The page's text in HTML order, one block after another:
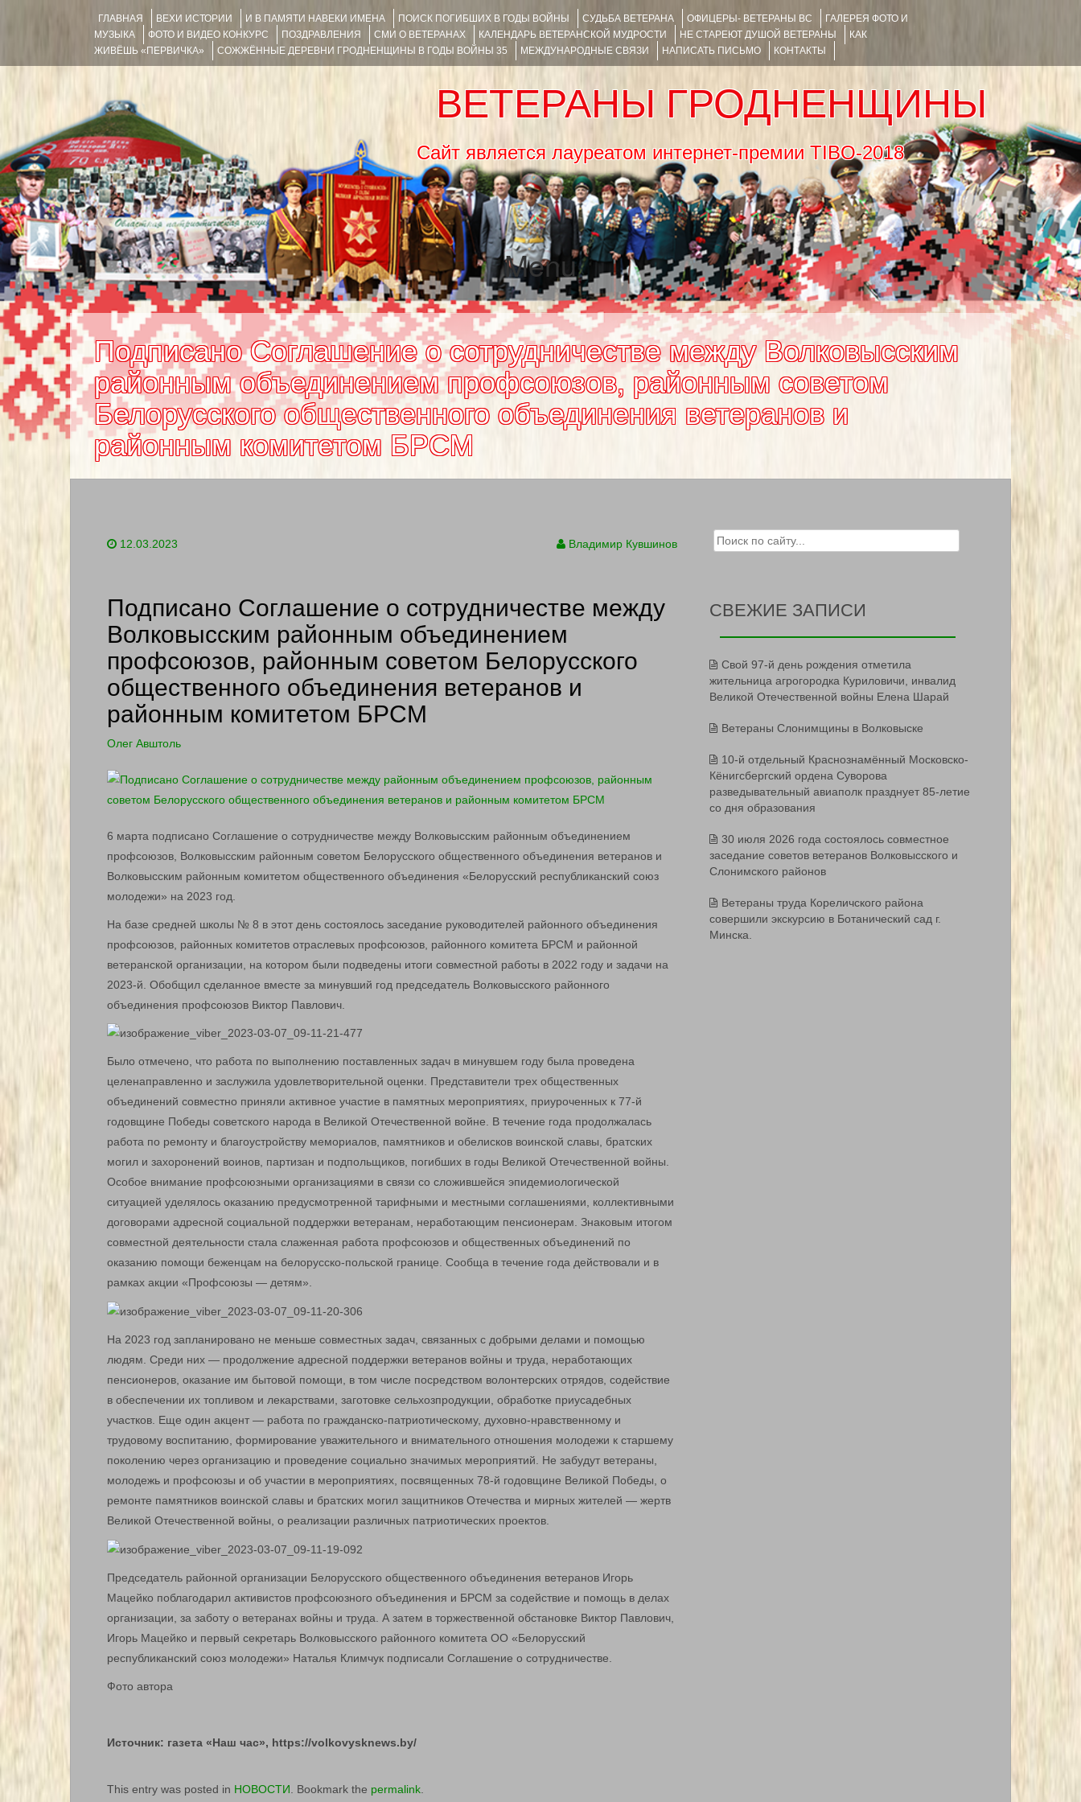
ГЛАВНАЯ ВЕХИ ИСТОРИИ И В ПАМЯТИ НАВЕКИ ИМЕНА ПОИСК ПОГИБШИХ В ГОДЫ ВОЙНЫ СУДЬБА ВЕТЕРАНА ОФИЦЕРЫ- ВЕТЕРАНЫ ВС
ГАЛЕРЕЯ ФОТО И
МУЗЫКА
ФОТО И ВИДЕО КОНКУРС ПОЗДРАВЛЕНИЯ СМИ О ВЕТЕРАНАХ КАЛЕНДАРЬ ВЕТЕРАНСКОЙ МУДРОСТИ НЕ СТАРЕЮТ ДУШОЙ ВЕТЕРАНЫ
КАК
ЖИВЁШЬ «ПЕРВИЧКА»
СОЖЖЁННЫЕ ДЕРЕВНИ ГРОДНЕНЩИНЫ В ГОДЫ ВОЙНЫ 35 МЕЖДУНАРОДНЫЕ СВЯЗИ НАПИСАТЬ ПИСЬМО КОНТАКТЫ
ВЕТЕРАНЫ ГРОДНЕНЩИНЫ
Сайт является лауреатом интернет-премии TIBO-2018
Menu
SKIP TO CONTENT
Подписано Соглашение о сотрудничестве между Волковысским
районным объединением профсоюзов, районным советом
Белорусского общественного объединения ветеранов и
районным комитетом БРСМ
12.03.2023 Владимир Кувшинов
Подписано Соглашение о сотрудничестве между
Волковысским районным объединением
профсоюзов, районным советом Белорусского
общественного объединения ветеранов и
районным комитетом БРСМ
Олег Авштоль
6 марта подписано Соглашение о сотрудничестве между Волковысским районным объединением
профсоюзов, Волковысским районным советом Белорусского общественного объединения ветеранов и
Волковысским районным комитетом общественного объединения «Белорусский республиканский союз
молодежи» на 2023 год.
На базе средней школы № 8 в этот день состоялось заседание руководителей районного объединения
профсоюзов, районных комитетов отраслевых профсоюзов, районного комитета БРСМ и районной
ветеранской организации, на котором были подведены итоги совместной работы в 2022 году и задачи на
2023-й. Обобщил сделанное вместе за минувший год председатель Волковысского районного
объединения профсоюзов Виктор Павлович.
Было отмечено, что работа по выполнению поставленных задач в минувшем году была проведена
целенаправленно и заслужила удовлетворительной оценки. Представители трех общественных
объединений совместно приняли активное участие в памятных мероприятиях, приуроченных к 77-й
годовщине Победы советского народа в Великой Отечественной войне. В течение года продолжалась
работа по ремонту и благоустройству мемориалов, памятников и обелисков воинской славы, братских
могил и захоронений воинов, партизан и подпольщиков, погибших в годы Великой Отечественной войны.
Особое внимание профсоюзными организациями в связи со сложившейся эпидемиологической
ситуацией уделялось оказанию предусмотренной тарифными и местными соглашениями, коллективными
договорами адресной социальной поддержки ветеранам, неработающим пенсионерам. Знаковым итогом
совместной деятельности стала слаженная работа профсоюзов и общественных объединений по
оказанию помощи беженцам на белорусско-польской границе. Сообща в течение года действовали и в
рамках акции «Профсоюзы — детям».
На 2023 год запланировано не меньше совместных задач, связанных с добрыми делами и помощью
людям. Среди них — продолжение адресной поддержки ветеранов войны и труда, неработающих
пенсионеров, оказание им бытовой помощи, в том числе посредством волонтерских отрядов, содействие
в обеспечении их топливом и лекарствами, заготовке сельхозпродукции, обработке приусадебных
участков. Еще один акцент — работа по гражданско-патриотическому, духовно-нравственному и
трудовому воспитанию, формирование уважительного и внимательного отношения молодежи к старшему
поколению через организацию и проведение социально значимых мероприятий. Не забудут ветераны,
молодежь и профсоюзы и об участии в мероприятиях, посвященных 78-й годовщине Великой Победы, о
ремонте памятников воинской славы и братских могил защитников Отечества и мирных жителей — жертв
Великой Отечественной войны, о реализации различных патриотических проектов.
Председатель районной организации Белорусского общественного объединения ветеранов Игорь
Мацейко поблагодарил активистов профсоюзного объединения и БРСМ за содействие и помощь в делах
организации, за заботу о ветеранах войны и труда. А затем в торжественной обстановке Виктор Павлович,
Игорь Мацейко и первый секретарь Волковысского районного комитета ОО «Белорусский
республиканский союз молодежи» Наталья Климчук подписали Соглашение о сотрудничестве.
Фото автора
Источник: газета «Наш час», https://volkovysknews.by/
This entry was posted in НОВОСТИ . Bookmark the permalink
Search for:
СВЕЖИЕ ЗАПИСИ
Свой 97-й день рождения отметила
жительница агрогородка Куриловичи, инвалид
Великой Отечественной войны Елена Шарай
Ветераны Слонимщины в Волковыске
10-й отдельный Краснознамённый Московско-
Кёнигсбергский ордена Суворова
разведывательный авиаполк празднует 85-летие
со дня образования
30 июля 2026 года состоялось совместное
заседание советов ветеранов Волковысского и
Слонимского районов
Ветераны труда Кореличского района
совершили экскурсию в Ботанический сад г.
Минска.